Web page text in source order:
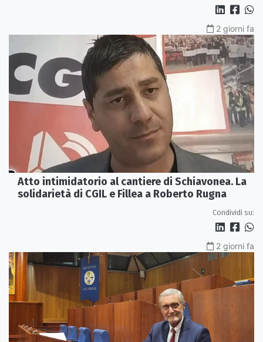
2 giorni fa
Atto intimidatorio al cantiere di Schiavonea. La
solidarietà di CGIL e Fillea a Roberto Rugna
Condividi su:
2 giorni fa